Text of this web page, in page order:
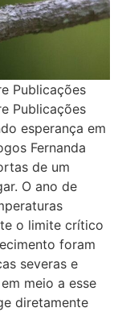
Publicações
Publicações
esperança em
Fernanda
de um
O ano de
o limite crítico
foram
severas e
meio a esse
diretamente